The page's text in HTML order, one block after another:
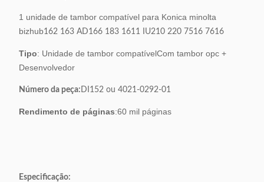
1 unidade de tambor compatível para Konica minolta
bizhub162 163 AD166 183 1611 IU210 220 7516 7616
Tipo: Unidade de tambor compatívelCom tambor opc +
Desenvolvedor
Número da peça: DI152 ou 4021-0292-01
Rendimento de páginas:60 mil páginas
Especificação: